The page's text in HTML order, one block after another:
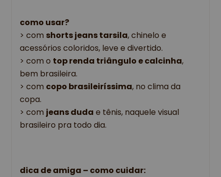
como usar?
> com shorts jeans tarsila, chinelo e
acessórios coloridos, leve e divertido.
> com o top renda triângulo e calcinha,
bem brasileira.
> com copo brasileiríssima, no clima da
copa.
> com jeans duda e tênis, naquele visual
brasileiro pra todo dia.
dica de amiga – como cuidar: